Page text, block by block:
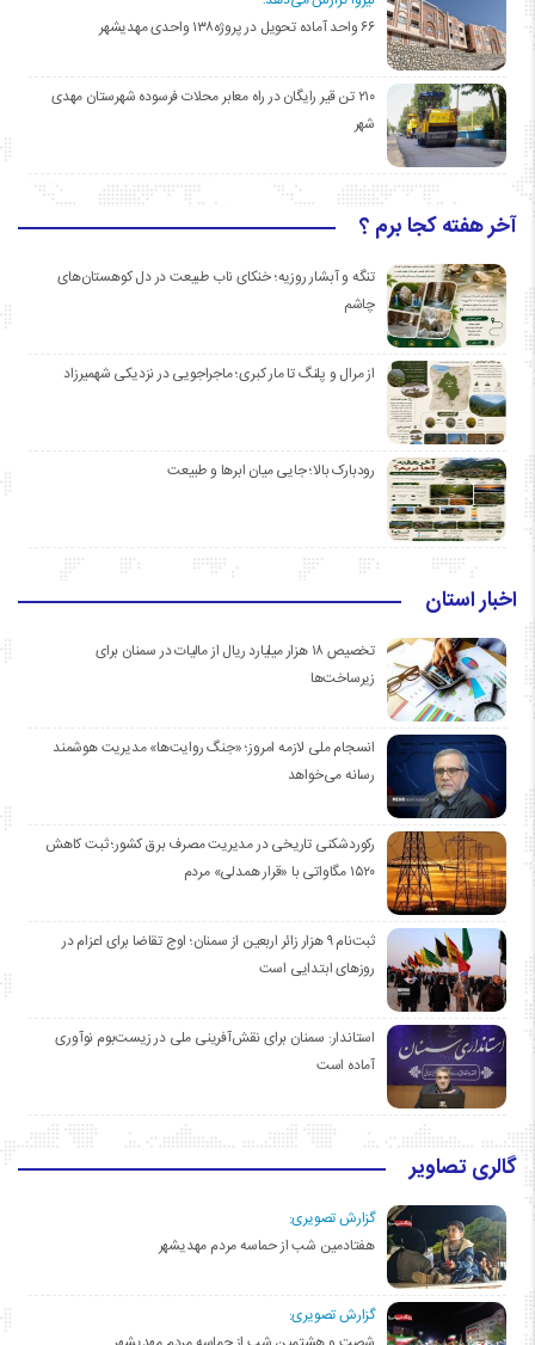
۶۶ واحد آماده تحویل در پروژه۱۳۸ واحدی مهدیشهر
۲۱۰ تن قیر رایگان در راه معابر محلات فرسوده شهرستان مهدی
شهر
آخر هفته کجا برم ؟
تنگه و آبشار روزیه؛ خنکای ناب طبیعت در دل کوهستان‌های
چاشم
از مرال و پلنگ تا مار کبری؛ ماجراجویی در نزدیکی شهمیرزاد
رودبارک بالا؛ جایی میان ابرها و طبیعت
اخبار استان
تخصیص ۱۸ هزار میلیارد ریال از مالیات در سمنان برای
زیرساخت‌ها
انسجام ملی لازمه امروز؛ «جنگ روایت‌ها» مدیریت هوشمند
رسانه می‌خواهد
رکوردشکنی تاریخی در مدیریت مصرف برق کشور؛ ثبت کاهش
۱۵۲۰ مگاواتی با «قرار همدلی» مردم
ثبت‌نام ۹ هزار زائر اربعین از سمنان؛ اوج تقاضا برای اعزام در
روزهای ابتدایی است
استاندار: سمنان برای نقش‌آفرینی ملی در زیست‌بوم نوآوری
آماده است
گالری تصاویر
گزارش تصویری:
هفتادمین شب از حماسه مردم مهدیشهر
گزارش تصویری: